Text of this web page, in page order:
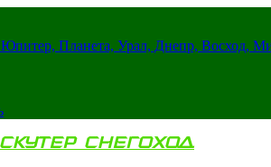
Планета, Урал, Днепр, Восход,
СНЕГОХОД